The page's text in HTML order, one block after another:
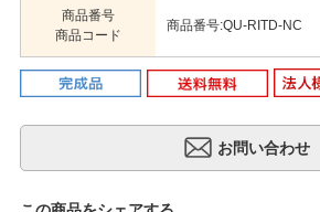
商品番号
商品コード
商品番号:QU-RITD-NC